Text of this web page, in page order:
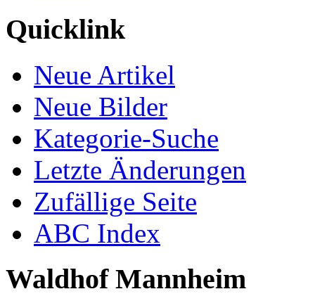
Quicklink
Neue Artikel
Neue Bilder
Kategorie-Suche
Letzte Änderungen
Zufällige Seite
ABC Index
Waldhof Mannheim